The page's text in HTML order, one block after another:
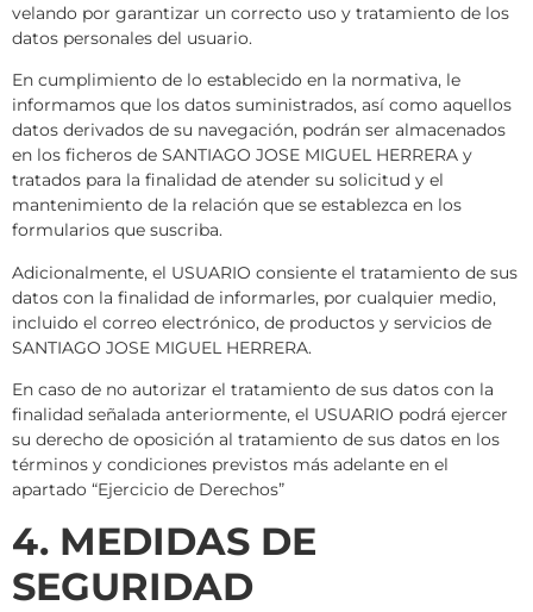
velando por garantizar un correcto uso y tratamiento de los
datos personales del usuario.
En cumplimiento de lo establecido en la normativa, le
informamos que los datos suministrados, así como aquellos
datos derivados de su navegación, podrán ser almacenados
en los ficheros de SANTIAGO JOSE MIGUEL HERRERA y
tratados para la finalidad de atender su solicitud y el
mantenimiento de la relación que se establezca en los
formularios que suscriba.
Adicionalmente, el USUARIO consiente el tratamiento de sus
datos con la finalidad de informarles, por cualquier medio,
incluido el correo electrónico, de productos y servicios de
SANTIAGO JOSE MIGUEL HERRERA.
En caso de no autorizar el tratamiento de sus datos con la
finalidad señalada anteriormente, el USUARIO podrá ejercer
su derecho de oposición al tratamiento de sus datos en los
términos y condiciones previstos más adelante en el
apartado “Ejercicio de Derechos”
4. MEDIDAS DE
SEGURIDAD